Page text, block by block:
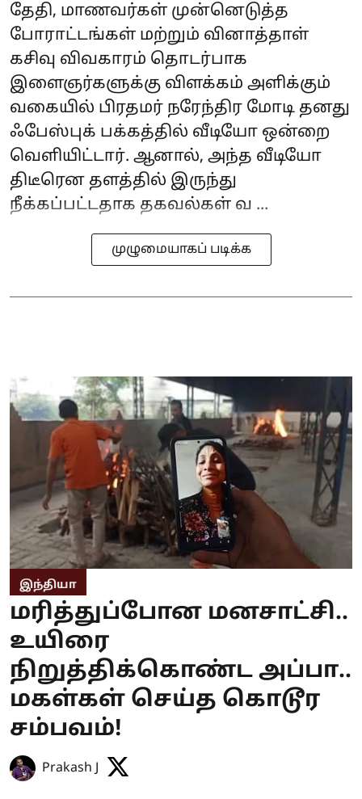
தேதி, மாணவர்கள் முன்னெடுத்த
போராட்டங்கள் மற்றும் வினாத்தாள்
கசிவு விவகாரம் தொடர்பாக
இளைஞர்களுக்கு விளக்கம் அளிக்கும்
வகையில் பிரதமர் நரேந்திர மோடி தனது
ஃபேஸ்புக் பக்கத்தில் வீடியோ ஒன்றை
வெளியிட்டார். ஆனால், அந்த வீடியோ
திடீரென தளத்தில் இருந்து
நீக்கப்பட்டதாக தகவல்கள் வ ...
முழுமையாகப் படிக்க
இந்தியா
மரித்துப்போன மனசாட்சி..
உயிரை
நிறுத்திக்கொண்ட அப்பா..
மகள்கள் செய்த கொடூர
சம்பவம்!
Prakash J